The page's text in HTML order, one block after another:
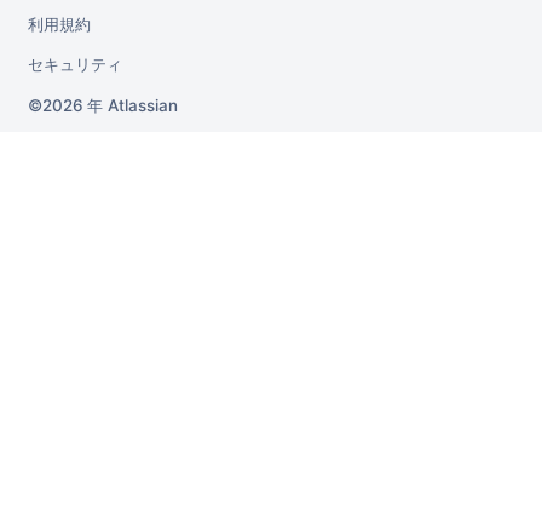
利用規約
セキュリティ
2026 年 Atlassian